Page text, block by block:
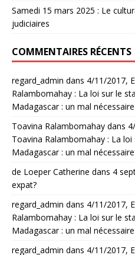
Samedi 15 mars 2025 : Le
judiciaires
COMMENTAIRES RÉCENTS
regard_admin dans 4/11/2017,
Ralambomahay : La loi sur le
Madagascar : un mal nécessaire
Toavina Ralambomahay dans
Toavina Ralambomahay : La
Madagascar : un mal nécessaire
de Loeper Catherine dans 4
expat?
regard_admin dans 4/11/2017,
Ralambomahay : La loi sur le
Madagascar : un mal nécessaire
regard_admin dans 4/11/2017,